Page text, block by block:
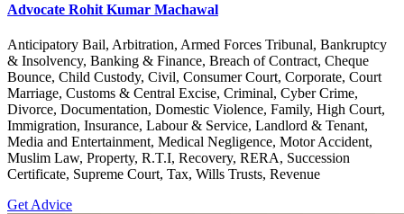
Advocate Rohit Kumar Machawal
Anticipatory Bail, Arbitration, Armed Forces Tribunal, Bankruptcy
& Insolvency, Banking & Finance, Breach of Contract, Cheque
Bounce, Child Custody, Civil, Consumer Court, Corporate, Court
Marriage, Customs & Central Excise, Criminal, Cyber Crime,
Divorce, Documentation, Domestic Violence, Family, High Court,
Immigration, Insurance, Labour & Service, Landlord & Tenant,
Media and Entertainment, Medical Negligence, Motor Accident,
Muslim Law, Property, R.T.I, Recovery, RERA, Succession
Certificate, Supreme Court, Tax, Wills Trusts, Revenue
Get Advice